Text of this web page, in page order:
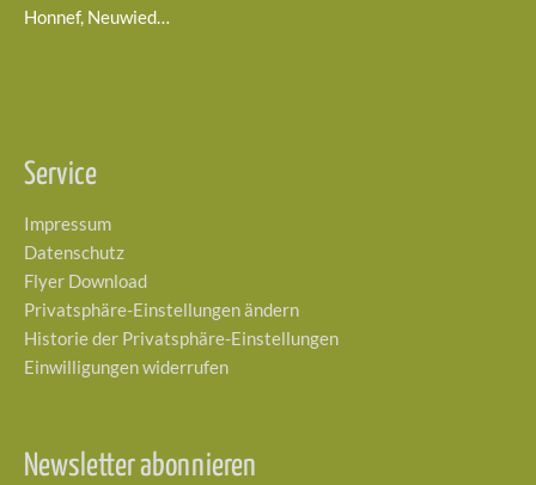
Honnef, Neuwied…
Service
Impressum
Datenschutz
Flyer Download
Privatsphäre-Einstellungen ändern
Historie der Privatsphäre-Einstellungen
Einwilligungen widerrufen
Newsletter abonnieren